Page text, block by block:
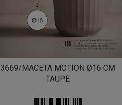
3669/MACETA MOTION Ø16 CM
TAUPE